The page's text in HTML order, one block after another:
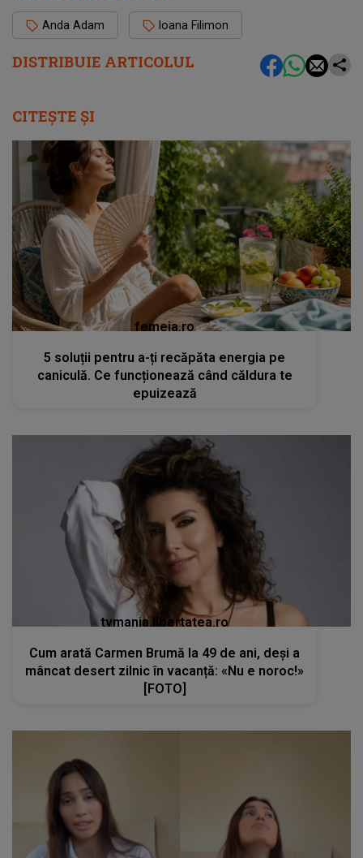
DISTRIBUIE ARTICOLUL
Anda Adam Ioana Filimon
CITEȘTE ȘI
femeia.ro
5 soluții pentru a-ți recăpăta energia pe
caniculă. Ce funcționează când căldura te
epuizează
tvmania.libertatea.ro
Cum arată Carmen Brumă la 49 de ani, deși a
mâncat desert zilnic în vacanță: «Nu e noroc!»
[FOTO]